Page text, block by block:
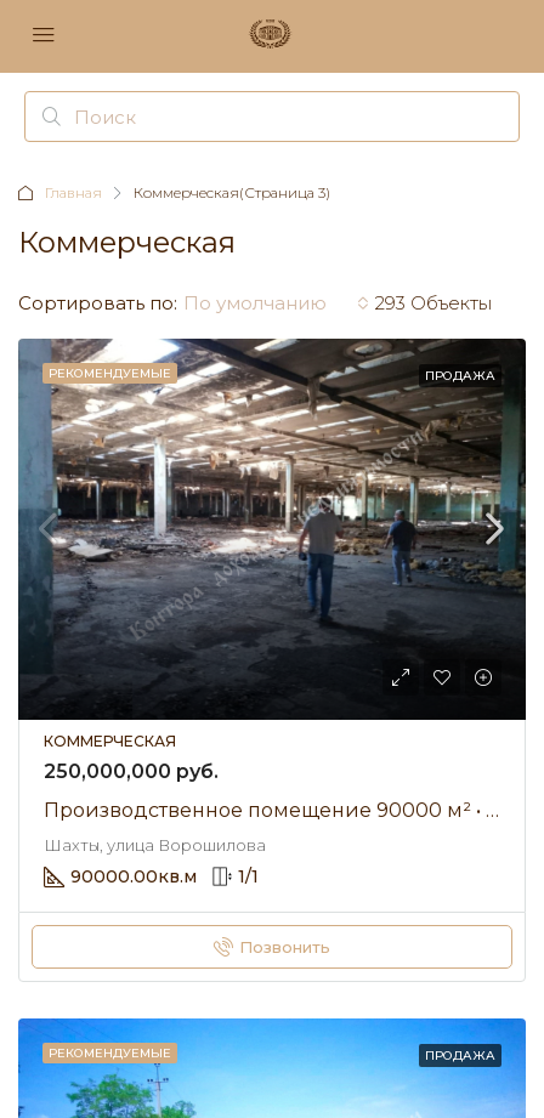
Главная Коммерческая(Страница 3)
Коммерческая
293 Объекты
Сортировать по: По умолчанию
РЕКОМЕНДУЕМЫЕ ПРОДАЖА
КОММЕРЧЕСКАЯ
250,000,000 руб.
Производственное помещение 90000 м² • улица Ворошилова • Продажа
Шахты, улица Ворошилова
90000.00кв.м 1/1
Позвонить
РЕКОМЕНДУЕМЫЕ ПРОДАЖА